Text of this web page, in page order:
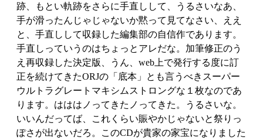
跡、もとい軌跡をさらに手直しして、うるさいなあ、
手が滑ったんじゃじゃないか黙って見てなさい、ええ
と、手直しして収録した編集部の自信作であります。
手直しっていうのはちょっとアレだな。加筆修正のう
え再収録した決定版、うん、web上で発行する度に訂
正を続けてきたORJの「底本」とも言うべきスーパー
ウルトラグレートマキシムストロングな１枚なのであ
ります。はははノってきたノってきた。うるさいな。
いいんだってば、これくらい賑やかじゃないと祭りっ
ぽさが出ないだろ。このCDが貴家の家宝になりました